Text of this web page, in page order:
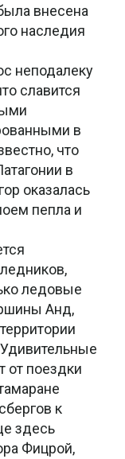
внесена
наследия
неподалеку
славится
в
что
в
оказалась
пепла и
ледовые
Анд,
от поездки
к
здесь
Фицрой,